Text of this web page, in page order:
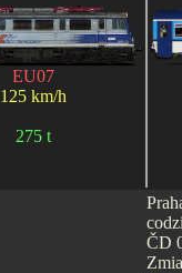
EU07
125 km/h
275 t
ČD